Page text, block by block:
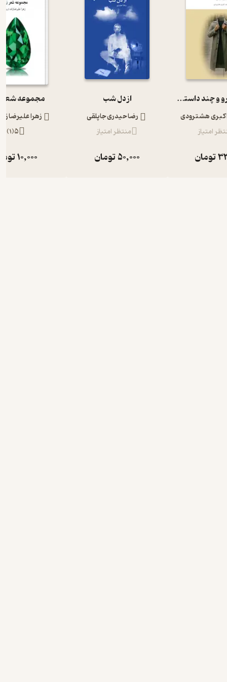
شاید پیاده‌رو و چند داستان دیگر
هشترودی
امتیاز
تومان
از دل شب
رضا حیدری جاپلقی
منتظر امتیاز
50,000تومان
مجموعه شعر
زهرا علیرضا
5
(
1
)
10,000